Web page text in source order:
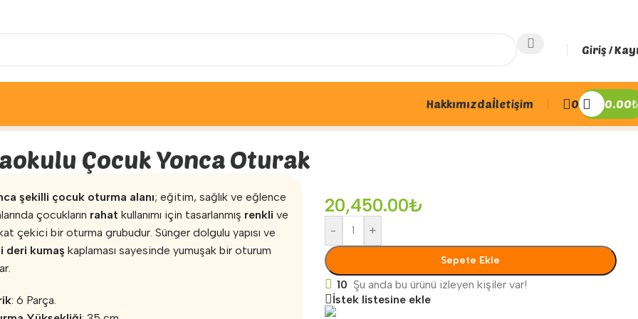
Giriş /
Hakkımızdaİletişim 0 0.00₺
Çocuk Yonca Oturak
şekilli çocuk oturma alanı; eğitim, sağlık ve eğlence
çocukların rahat kullanımı için tasarlanmış renkli ve
çekici bir oturma grubudur. Sünger dolgulu yapısı ve
deri kumaş kaplaması sayesinde yumuşak bir oturum
: 6 Parça.
20,450.00₺
- +
Sepete Ekle
10 Şu anda bu ürünü izleyen kişiler var!
İstek listesine ekle